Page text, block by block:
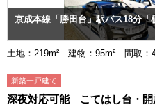
京成本線「勝田台」駅バス18分「
土地：219m² 建物：95m² 間取
新築一戸建て
深夜対応可能 こてはし台・開